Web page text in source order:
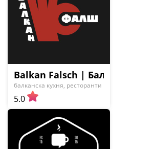
Balkan Falsch | Балкан Фалш
балканска кухня, ресторанти
5.0